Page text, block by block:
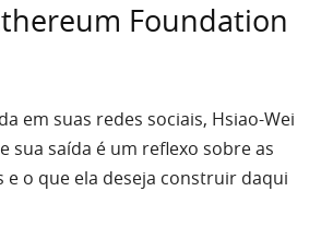
Foundation
em suas redes sociais, Hsiao-Wei
sua saída é um reflexo sobre as
e o que ela deseja construir daqui